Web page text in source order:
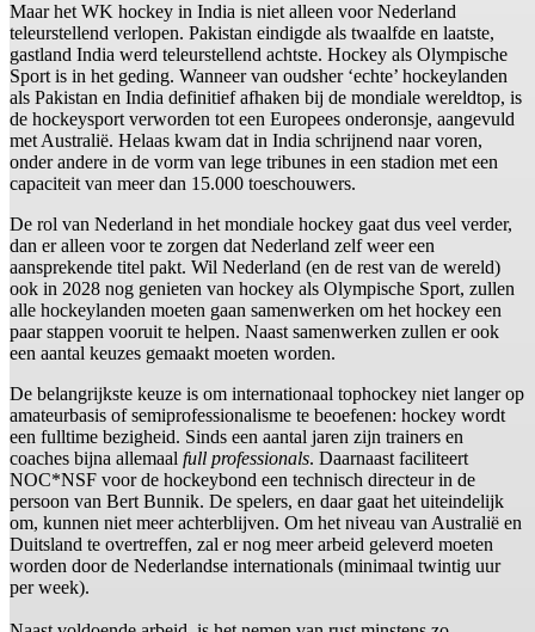
Maar het WK hockey in India is niet alleen voor Nederland
teleurstellend verlopen. Pakistan eindigde als twaalfde en laatste,
gastland India werd teleurstellend achtste. Hockey als Olympische
Sport is in het geding. Wanneer van oudsher ‘echte’ hockeylanden
als Pakistan en India definitief afhaken bij de mondiale wereldtop, is
de hockeysport verworden tot een Europees onderonsje, aangevuld
met Australië. Helaas kwam dat in India schrijnend naar voren,
onder andere in de vorm van lege tribunes in een stadion met een
capaciteit van meer dan 15.000 toeschouwers.
De rol van Nederland in het mondiale hockey gaat dus veel verder,
dan er alleen voor te zorgen dat Nederland zelf weer een
aansprekende titel pakt. Wil Nederland (en de rest van de wereld)
ook in 2028 nog genieten van hockey als Olympische Sport, zullen
alle hockeylanden moeten gaan samenwerken om het hockey een
paar stappen vooruit te helpen. Naast samenwerken zullen er ook
een aantal keuzes gemaakt moeten worden.
De belangrijkste keuze is om internationaal tophockey niet langer op
amateurbasis of semiprofessionalisme te beoefenen: hockey wordt
een fulltime bezigheid. Sinds een aantal jaren zijn trainers en
coaches bijna allemaal full professionals. Daarnaast faciliteert
NOC*NSF voor de hockeybond een technisch directeur in de
persoon van Bert Bunnik. De spelers, en daar gaat het uiteindelijk
om, kunnen niet meer achterblijven. Om het niveau van Australië en
Duitsland te overtreffen, zal er nog meer arbeid geleverd moeten
worden door de Nederlandse internationals (minimaal twintig uur
per week).